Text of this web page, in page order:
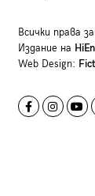
Всички права
Издание на
Web Design: